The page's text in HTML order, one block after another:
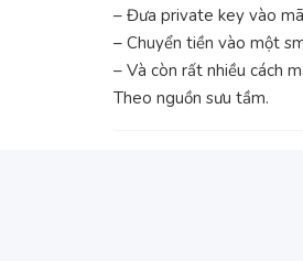
– Đưa private key vào
– Chuyển tiền vào một
– Và còn rất nhiều cách
Theo nguồn sưu tầm.